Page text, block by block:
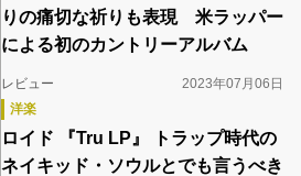
りの痛切な祈りも表現 米ラッパー
による初のカントリーアルバム
レビュー
2023年07月06日
洋楽
ロイド 『Tru LP』 トラップ時代の
ネイキッド・ソウルとでも言うべき